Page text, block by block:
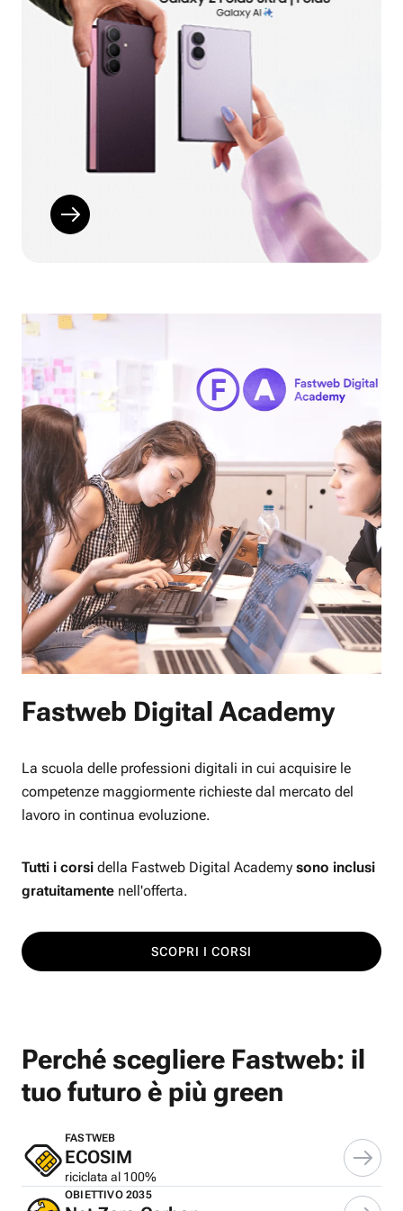
Fastweb Digital Academy
La scuola delle professioni digitali in cui acquisire le
competenze maggiormente richieste dal mercato del
lavoro in continua evoluzione.
Tutti i corsi della Fastweb Digital Academy sono inclusi
gratuitamente nell'offerta.
SCOPRI I CORSI
Perché scegliere Fastweb: il
tuo futuro è più green
FASTWEB
ECOSIM
riciclata al 100%
OBIETTIVO 2035